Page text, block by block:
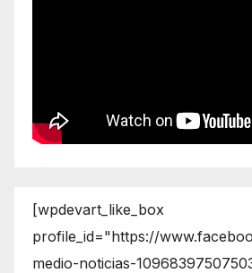
[wpdevart_like_box
profile_id="https://
medio-noticias-